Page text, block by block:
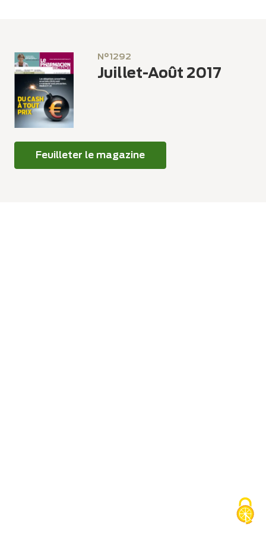
Feuilleter le magazine
N°1292
Juillet-Août 2017